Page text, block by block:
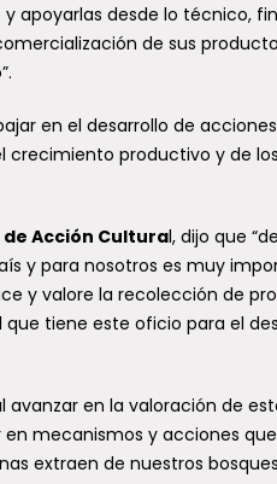
apoyarlas desde lo técnico,
de sus
en el desarrollo de
crecimiento productivo y de
Acción Cultural, dijo que
y para nosotros es muy
y valore la recolección de
tiene este oficio para el
avanzar en la valoración de
mecanismos y acciones
extraen de nuestros
un sostenido
las últimas
30, entre el 26
solicita medidas
El